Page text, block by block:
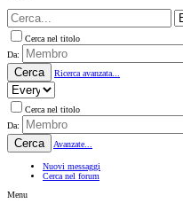
Cerca nel titolo
Da:
Cerca Ricerca avanzata...
Cerca nel titolo
Da:
Cerca Avanzate...
Nuovi messaggi
Cerca nel forum
Menu